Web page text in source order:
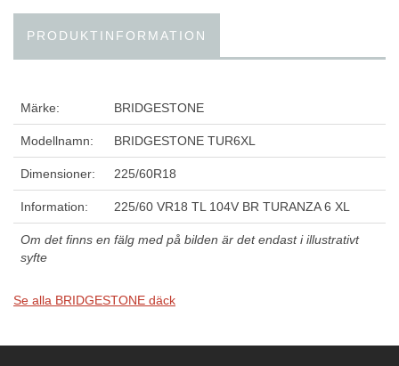
PRODUKTINFORMATION
Märke: BRIDGESTONE
Modellnamn: BRIDGESTONE TUR6XL
Dimensioner: 225/60R18
Information: 225/60 VR18 TL 104V BR TURANZA 6 XL
Om det finns en fälg med på bilden är det endast i illustrativt
syfte
Se alla BRIDGESTONE däck